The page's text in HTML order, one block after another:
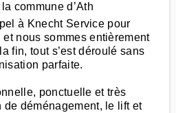
commune d’Ath
à Knecht Service pour
nous sommes entièrement
fin, tout s’est déroulé sans
parfaite.
ponctuelle et très
déménagement, le lift et